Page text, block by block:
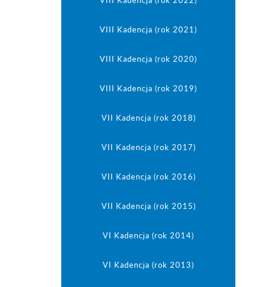
V Kadencja - 2009
V Kadencja (2006-2008)
IV Kadencja (2003 - 2006)
Protokoly od XI 2006
Oświadczenia inne
Dyżury Radnych
Sesje VII Kadencji
Sesje VI Kadencji
IX Kadencja (rok 2025)
IX Kadencja (rok 2024)
VIII Kadencja (rok 2024)
VIII Kadencja (rok 2023)
VIII Kadencja (rok 2022)
VIII Kadencja (rok 2021)
VIII Kadencja (rok 2020)
VIII Kadencja (rok 2019)
VIII Kadencja (rok 2018)
VIII Kadencja (rok 2021)
VIII Kadencja (rok 2020)
VIII Kadencja (rok 2019)
VII Kadencja (rok 2018)
VII Kadencja (rok 2017)
VII Kadencja (rok 2016)
VII Kadencja (rok 2015)
VI Kadencja (rok 2014)
VI Kadencja (rok 2013)